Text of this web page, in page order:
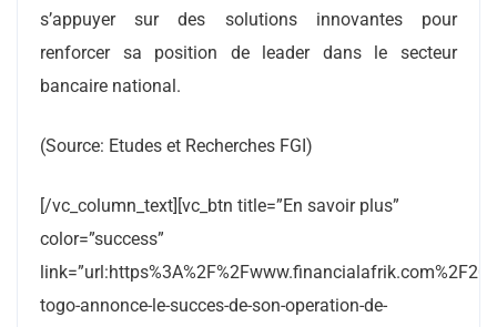
s’appuyer sur des solutions innovantes pour
renforcer sa position de leader dans le secteur
bancaire national.
(Source: Etudes et Recherches FGI)
[/vc_column_text][vc_btn title=”En savoir plus”
color=”success”
togo-annonce-le-succes-de-son-operation-de-